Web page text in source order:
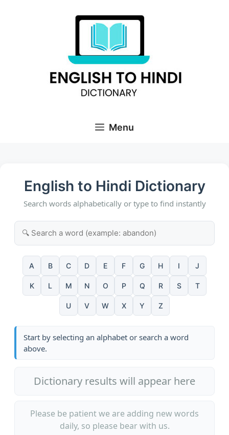
Menu
English to Hindi Dictionary
Search words alphabetically or type to find instantly
A B C D E F G H I J
K L M N O P Q R S T
U V W X Y Z
Start by selecting an alphabet or search a word
above.
Dictionary results will appear here
Please be patient we are adding new words
daily, so please bear with us.